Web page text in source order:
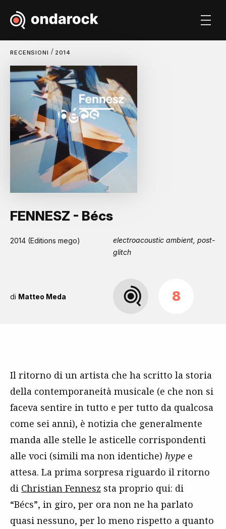
RECENSIONI / 2014
FENNESZ - Bécs
2014 (Editions mego)
electroacoustic ambient, post-
glitch
di Matteo Meda 8
Il ritorno di un artista che ha scritto la storia
della contemporaneità musicale (e che non si
faceva sentire in tutto e per tutto da qualcosa
come sei anni), è notizia che generalmente
manda alle stelle le asticelle corrispondenti
alle voci (simili ma non identiche) hype e
attesa. La prima sorpresa riguardo il ritorno
di Christian Fennesz sta proprio qui: di
“Bécs”, in giro, per ora non ne ha parlato
quasi nessuno, per lo meno rispetto a quanto